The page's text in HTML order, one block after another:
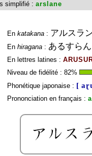
simplifié : arslane
En katakana : アルスラ
En hiragana : あるすらん
En lettres latines :
Niveau de fidélité : 82%
Phonétique japonaise : [
Prononciation en français :